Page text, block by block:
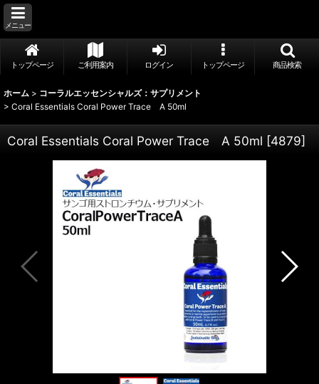
メニュー
トップページ ご利用案内 ログイン トップページ 商品検索
ホーム > コーラルエッセンシャルズ：サプリメント
> Coral Essentials Coral Power Trace A 50ml
Coral Essentials Coral Power Trace A 50ml [4879]